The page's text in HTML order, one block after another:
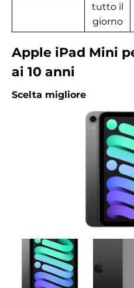
tutto il
giorno
Apple iPad Mini
ai 10 anni
Scelta migliore